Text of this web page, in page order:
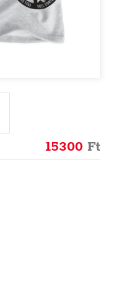
15300 Ft